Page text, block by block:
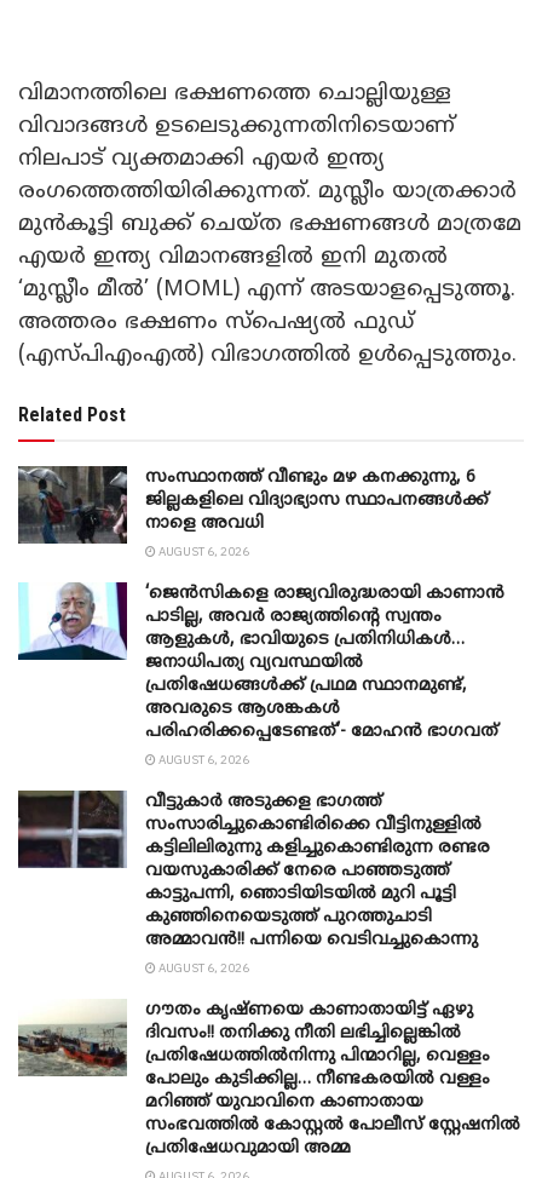
വിമാനത്തിലെ ഭക്ഷണത്തെ ചൊല്ലിയുള്ള
വിവാദങ്ങൾ ഉടലെടുക്കുന്നതിനിടെയാണ്
നിലപാട് വ്യക്തമാക്കി എയർ ഇന്ത്യ
രംഗത്തെത്തിയിരിക്കുന്നത്. മുസ്ലീം യാത്രക്കാർ
മുൻകൂട്ടി ബുക്ക് ചെയ്ത ഭക്ഷണങ്ങൾ മാത്രമേ
എയർ ഇന്ത്യ വിമാനങ്ങളിൽ ഇനി മുതൽ
‘മുസ്ലീം മീൽ’ (MOML) എന്ന് അടയാളപ്പെടുത്തൂ.
അത്തരം ഭക്ഷണം സ്പെഷ്യൽ ഫുഡ്
(എസ്പിഎംഎൽ) വിഭാഗത്തിൽ ഉൾപ്പെടുത്തും.
Related Post
സംസ്ഥാനത്ത് വീണ്ടും മഴ കനക്കുന്നു, 6
ജില്ലകളിലെ വിദ്യാഭ്യാസ സ്ഥാപനങ്ങൾക്ക്
നാളെ അവധി
AUGUST 6, 2026
‘ജെൻസികളെ രാജ്യവിരുദ്ധരായി കാണാൻ
പാടില്ല, അവർ രാജ്യത്തിന്റെ സ്വന്തം
ആളുകൾ, ഭാവിയുടെ പ്രതിനിധികൾ…
ജനാധിപത്യ വ്യവസ്ഥയിൽ
പ്രതിഷേധങ്ങൾക്ക് പ്രഥമ സ്ഥാനമുണ്ട്,
അവരുടെ ആശങ്കകൾ
പരിഹരിക്കപ്പെടേണ്ടത്’- മോഹൻ ഭാ​ഗവത്
AUGUST 6, 2026
വീട്ടുകാർ അ‌ടുക്കള ഭാ​ഗത്ത്
സംസാരിച്ചുകൊണ്ടിരിക്കെ വീട്ടിനുള്ളിൽ
കട്ടിലിലിരുന്നു കളിച്ചുകൊണ്ടിരുന്ന രണ്ടര
വയസുകാരിക്ക് നേരെ പാഞ്ഞടുത്ത്
കാട്ടുപന്നി, ‍ഞൊടിയി‌ടയിൽ മുറി പൂട്ടി
കുഞ്ഞിനെയെടുത്ത് പുറത്തുചാടി
അമ്മാവൻ!! പന്നിയെ വെടിവച്ചുകൊന്നു
AUGUST 6, 2026
ഗൗതം കൃഷ്ണയെ കാണാതായിട്ട് ഏഴു
ദിവസം!! തനിക്കു നീതി ലഭിച്ചില്ലെങ്കിൽ
പ്രതിഷേധത്തിൽനിന്നു പിന്മാറില്ല, വെള്ളം
പോലും കുടിക്കില്ല… നീണ്ടകരയിൽ വള്ളം
മറിഞ്ഞ് യുവാവിനെ കാണാതായ
സംഭവത്തിൽ കോസ്റ്റൽ പോലീസ് സ്റ്റേഷനിൽ
പ്രതിഷേധവുമായി അമ്മ